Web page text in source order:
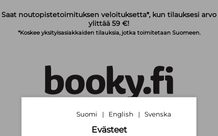
Saat noutopistetoimituksen veloituksetta*, kun tilauksesi arvo
ylittää 59 €!
*Koskee yksityisasiakkaiden tilauksia, jotka toimitetaan Suomeen.
Suomi | English | Svenska
Suomi | English | Svenska
Evästeet